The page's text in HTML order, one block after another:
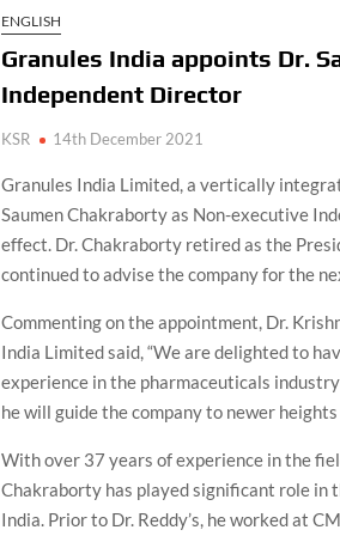
ENGLISH
Granules India appoints Dr.
Independent Director
KSR 14th December 2021
Granules India Limited, a vertically
Saumen Chakraborty as Non-executive
effect. Dr. Chakraborty retired as the
continued to advise the company for the
Commenting on the appointment, Dr.
India Limited said, “We are delighted to
experience in the pharmaceuticals
he will guide the company to newer
With over 37 years of experience in the
Chakraborty has played significant role in
India. Prior to Dr. Reddy’s, he worked at